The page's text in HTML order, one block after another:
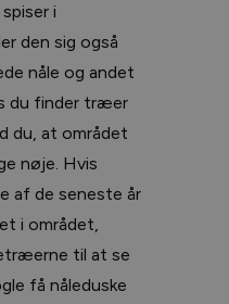
i
den sig også
nåle og andet
du finder træer
du, at området
nøje. Hvis
af de seneste år
i området,
til at se
få nåleduske